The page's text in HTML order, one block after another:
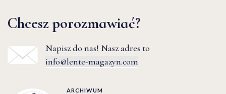
Chcesz porozmawiać?
Napisz do nas! Nasz adres to
info@lente-magazyn.com
ARCHIWUM